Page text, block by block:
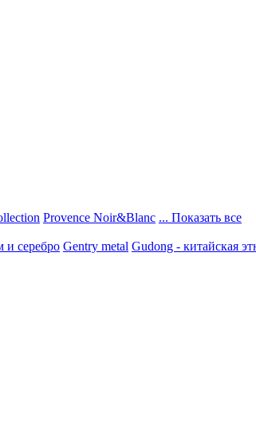
Provence Noir&Blanc ... Показать все
и серебро Gentry metal Gudong - китайская